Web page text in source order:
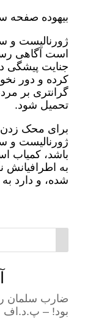
بیهوده صفحه
ژورنالیست و
است آگاهی
جنایت پیشگی
کرده و دور
گرانتری بر
تحمیل شود.
برای محک
ژورنالیست و
باشد، کمیاب
به اطرافیانش
شده، و دارد
ضارب سلمان
بود! – پ.د.اف